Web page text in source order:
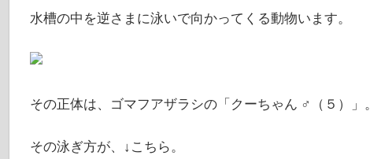
水槽の中を逆さまに泳いで向かってくる動物います。
その正体は、ゴマフアザラシの「クーちゃん ♂（５）」。
その泳ぎ方が、↓こちら。